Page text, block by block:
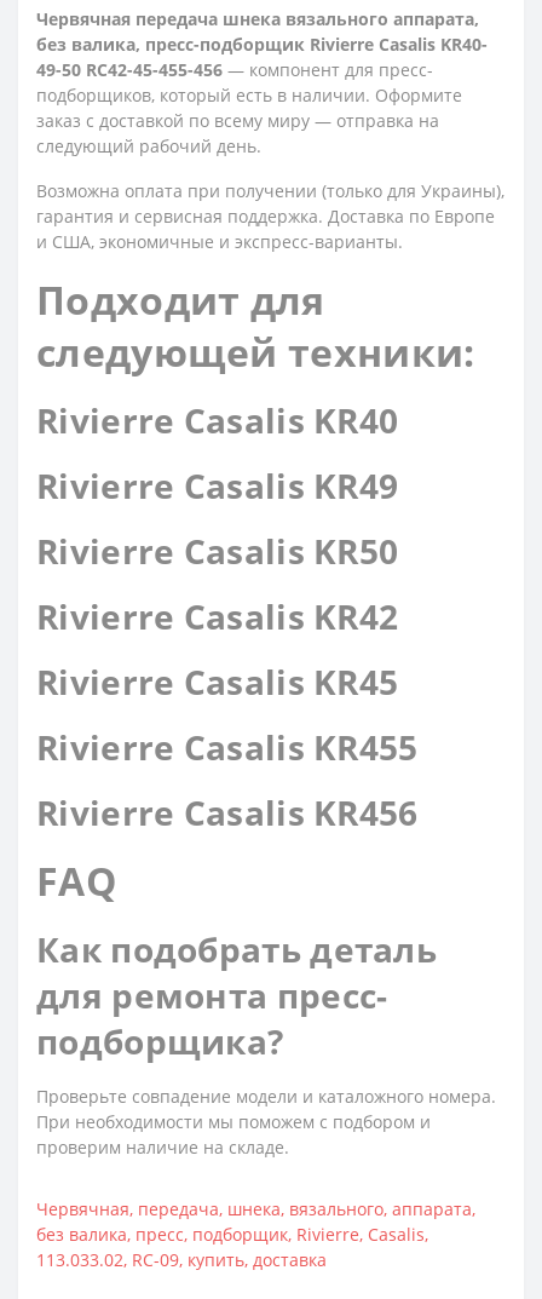
Червячная передача шнека вязального аппарата,
без валика, пресс-подборщик Rivierre Casalis KR40-
49-50 RC42-45-455-456 — компонент для пресс-
подборщиков, который есть в наличии. Оформите
заказ с доставкой по всему миру — отправка на
следующий рабочий день.
Возможна оплата при получении (только для Украины),
гарантия и сервисная поддержка. Доставка по Европе
и США, экономичные и экспресс-варианты.
Подходит для
следующей техники:
Rivierre Casalis KR40
Rivierre Casalis KR49
Rivierre Casalis KR50
Rivierre Casalis KR42
Rivierre Casalis KR45
Rivierre Casalis KR455
Rivierre Casalis KR456
FAQ
Как подобрать деталь
для ремонта пресс-
подборщика?
Проверьте совпадение модели и каталожного номера.
При необходимости мы поможем с подбором и
проверим наличие на складе.
Червячная, передача, шнека, вязального, аппарата,
без валика, пресс, подборщик, Rivierre, Casalis,
113.033.02, RC-09, купить, доставка